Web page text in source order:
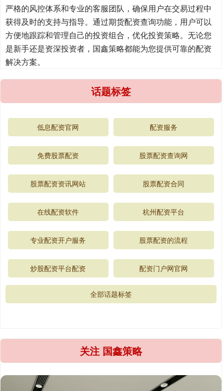
严格的风控体系和专业的客服团队，确保用户在交易过程中
获得及时的支持与指导。通过期货配资查询功能，用户可以
方便地跟踪和管理自己的投资组合，优化投资策略。无论您
是新手还是资深投资者，国鑫策略都能为您提供可靠的配资
解决方案。
话题标签
低息配资官网 配资服务
免费股票配资 股票配资查询网
股票配资资讯网站 股票配资合同
在线配资软件 杭州配资平台
专业配资开户服务 股票配资的流程
炒股配资平台配资 配资门户网官网
全部话题标签
关注 国鑫策略